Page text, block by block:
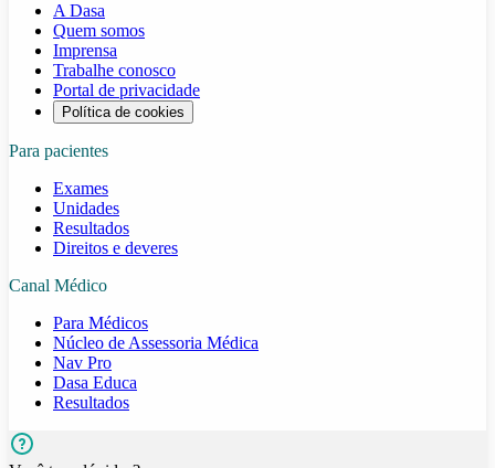
A Dasa
Quem somos
Imprensa
Trabalhe conosco
Portal de privacidade
Política de cookies
Para pacientes
Exames
Unidades
Resultados
Direitos e deveres
Canal Médico
Para Médicos
Núcleo de Assessoria Médica
Nav Pro
Dasa Educa
Resultados